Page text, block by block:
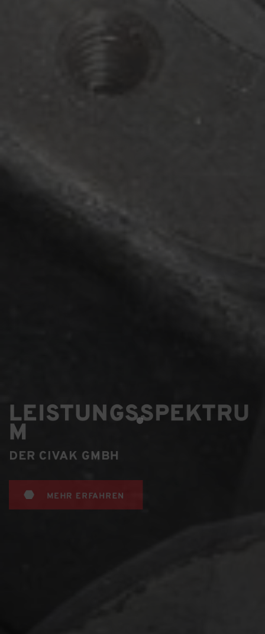
LEISTUNGSSPEKTRU
M
DER CIVAK GMBH
MEHR ERFAHREN